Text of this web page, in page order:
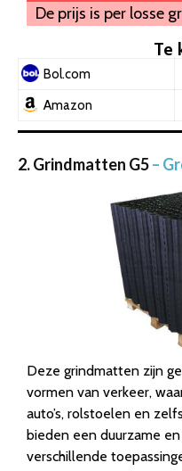
De prijs is per losse
Te
Bol.com
Amazon
2. Grindmatten G5–
Deze grindmatten zijn
vormen van verkeer,
auto’s, rolstoelen en
bieden een duurzame
verschillende